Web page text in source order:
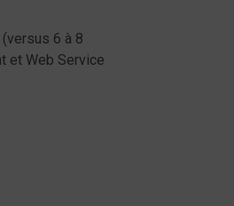
6 à 8
et Web Service